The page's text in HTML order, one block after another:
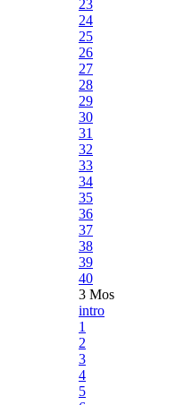
23
24
25
26
27
28
29
30
31
32
33
34
35
36
37
38
39
40
3 Mos
intro
1
2
3
4
5